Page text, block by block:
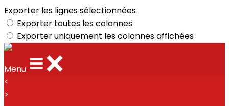
Exporter les lignes sélectionnées
Exporter toutes les colonnes
Exporter uniquement les colonnes affichées
Menu
<
>